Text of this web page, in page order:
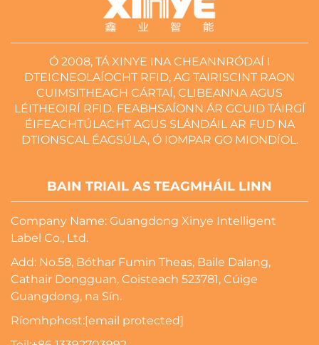
Ó 2008, TÁ XINYE INA CHEANNRÓDAÍ I
DTEICNEOLAÍOCHT RFID, AG TAIRISCINT RAON
CUIMSITHEACH CÁRTAÍ, CLIBEANNA AGUS
LÉITHEOIRÍ RFID. FEABHSAÍONN ÁR GCUID TÁIRGÍ
ÉIFEACHTÚLACHT AGUS SLÁNDÁIL AR FUD NA
DTIONSCAL ÉAGSÚLA, Ó IOMPAR GO MIONDÍOL.
BAIN TRIAIL AS TEAGMHÁIL LINN
Company Name: Guangdong Xinye Intelligent
Label Co., Ltd.
Add: No.58, Bóthar Fumin Theas, Baile Dalang,
Cathair Dongguan, Coisteach 523781, Cúige
Guangdong, na Sín.
Ríomhphost:[email protected]